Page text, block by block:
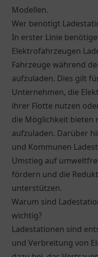
Modellen.
Wer benötigt
In erster Linie
Elektrofahrzeugen
Fahrzeuge während
aufzuladen. Dies gilt
Unternehmen, die
ihrer Flotte nutzen
die Möglichkeit bieten
aufzuladen. Darüber
und Kommunen
Umstieg auf
fördern und die
unterstützen.
Warum sind
wichtig?
Ladestationen sind
und Verbreitung von